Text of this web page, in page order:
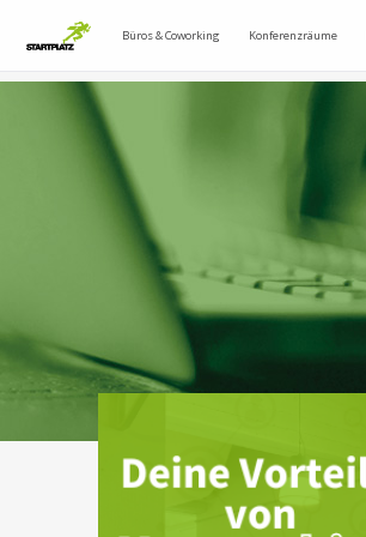
Büros & Coworking Konferenzräume